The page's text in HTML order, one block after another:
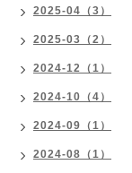
2025-04（3）
2025-03（2）
2024-12（1）
2024-10（4）
2024-09（1）
2024-08（1）